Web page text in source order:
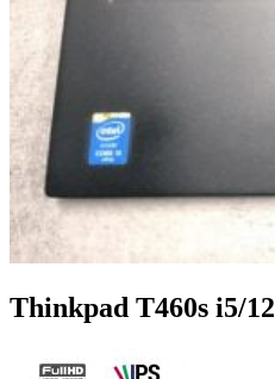
Thinkpad T460s i5/